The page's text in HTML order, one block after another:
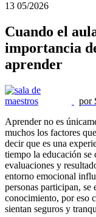
13 05/2026
Cuando el
importancia
aprender
por
Aprender no es
muchos los factores
decir que es una
tiempo la educación se
evaluaciones y
entorno emocional
personas participan,
conocimiento, por eso
sientan seguros y